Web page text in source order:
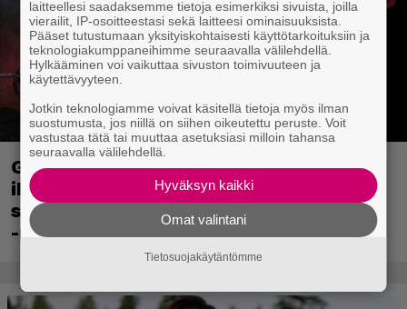
Ghost Recon 25 vuotta: nappaa nyt
ilmaiseksi Ghost Recon: Future Soldier
sekä merkittävä Ghost Recon Wildlands
-päivitys
laitteellesi saadaksemme tietoja esimerkiksi sivuista, joilla
vierailit, IP-osoitteestasi sekä laitteesi ominaisuuksista.
Pääset tutustumaan yksityiskohtaisesti käyttötarkoituksiin ja
teknologiakumppaneihimme seuraavalla välilehdellä.
Hylkääminen voi vaikuttaa sivuston toimivuuteen ja
käytettävyyteen.
Jotkin teknologiamme voivat käsitellä tietoja myös ilman
suostumusta, jos niillä on siihen oikeutettu peruste. Voit
vastustaa tätä tai muuttaa asetuksiasi milloin tahansa
seuraavalla välilehdellä.
Hyväksyn kaikki
Omat valintani
Tietosuojakäytäntömme